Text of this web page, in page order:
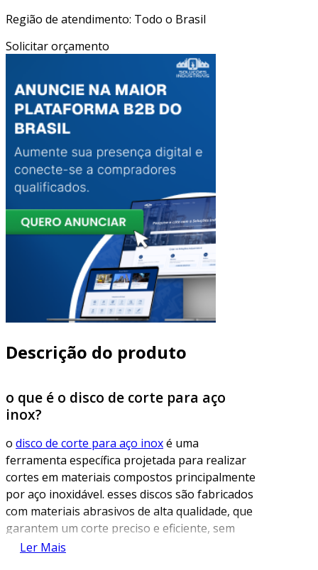
Região de atendimento: Todo o Brasil
Solicitar orçamento
Descrição do produto
o que é o disco de corte para aço
inox?
o disco de corte para aço inoxé uma
ferramenta específica projetada para realizar
cortes em materiais compostos principalmente
por aço inoxidável. esses discos são fabricados
com materiais abrasivos de alta qualidade, que
garantem um corte preciso e eficiente, sem
danificar a peça de trabalho. o aço inox,
Ler Mais